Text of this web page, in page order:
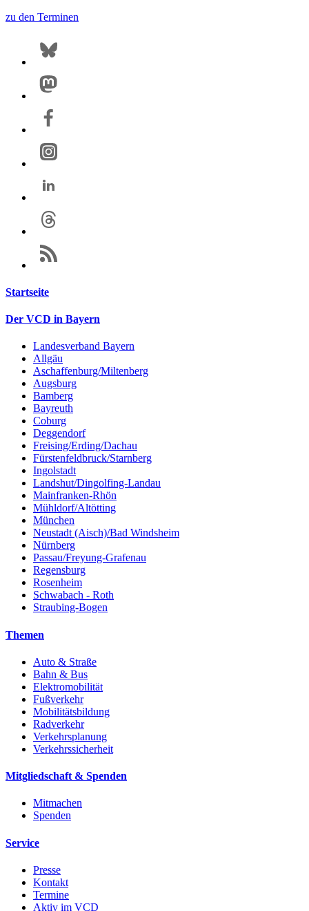
zu den Terminen
Startseite
Der VCD in Bayern
Landesverband Bayern
Allgäu
Aschaffenburg/Miltenberg
Augsburg
Bamberg
Bayreuth
Coburg
Deggendorf
Freising/Erding/Dachau
Fürstenfeldbruck/Starnberg
Ingolstadt
Landshut/Dingolfing-Landau
Mainfranken-Rhön
Mühldorf/Altötting
München
Neustadt (Aisch)/Bad Windsheim
Nürnberg
Passau/Freyung-Grafenau
Regensburg
Rosenheim
Schwabach - Roth
Straubing-Bogen
Themen
Auto & Straße
Bahn & Bus
Elektromobilität
Fußverkehr
Mobilitätsbildung
Radverkehr
Verkehrsplanung
Verkehrssicherheit
Mitgliedschaft & Spenden
Mitmachen
Spenden
Service
Presse
Kontakt
Termine
Aktiv im VCD